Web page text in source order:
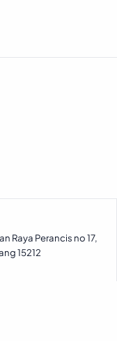
Raya Perancis no 17,
15212